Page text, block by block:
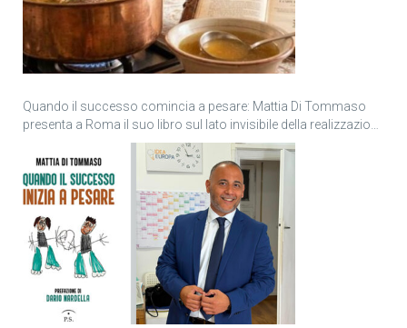
Quando il successo comincia a pesare: Mattia Di Tommaso
presenta a Roma il suo libro sul lato invisibile della realizzazione